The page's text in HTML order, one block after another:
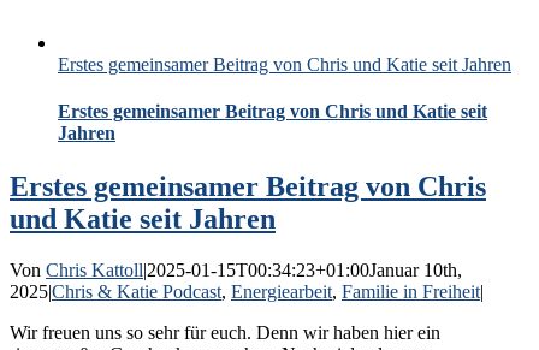
Erstes gemeinsamer Beitrag von Chris und Katie seit Jahren
Erstes gemeinsamer Beitrag von Chris und Katie seit
Jahren
Erstes gemeinsamer Beitrag von Chris
und Katie seit Jahren
Von Chris Kattoll|2025-01-15T00:34:23+01:00Januar 10th,
2025|Chris & Katie Podcast, Energiearbeit, Familie in Freiheit|
Wir freuen uns so sehr für euch. Denn wir haben hier ein